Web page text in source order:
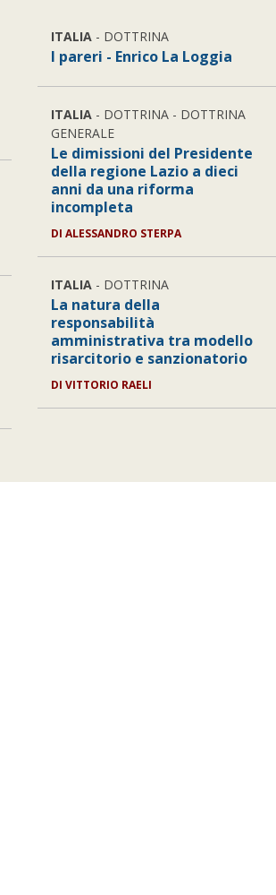
ITALIA - DOTTRINA
I pareri - Enrico La Loggia
ITALIA - DOTTRINA - DOTTRINA
GENERALE
Le dimissioni del Presidente
della regione Lazio a dieci
anni da una riforma
incompleta
DI ALESSANDRO STERPA
ITALIA - DOTTRINA
La natura della
responsabilità
amministrativa tra modello
risarcitorio e sanzionatorio
DI VITTORIO RAELI